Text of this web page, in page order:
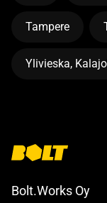
Tampere
Ylivieska,
Bolt.Works Oy